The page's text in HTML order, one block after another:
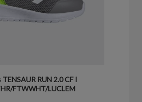
RUN 2.0 CF I
FTWWHT/LUCLEM